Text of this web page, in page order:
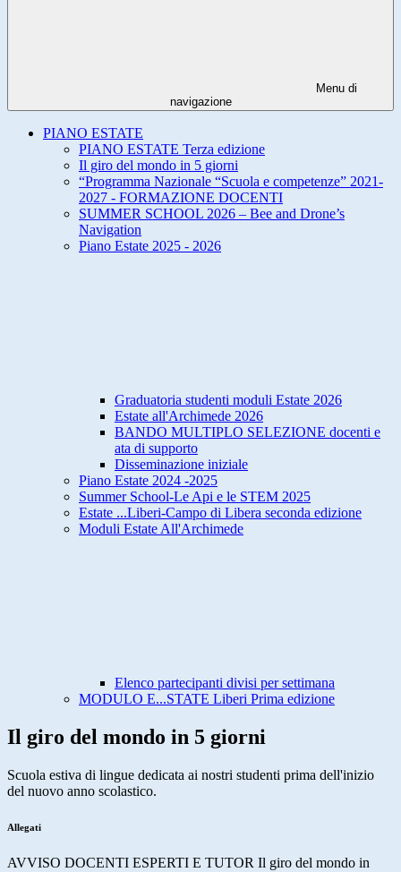
Menu di
navigazione
PIANO ESTATE
PIANO ESTATE Terza edizione
Il giro del mondo in 5 giorni
“Programma Nazionale “Scuola e competenze” 2021-
2027 - FORMAZIONE DOCENTI
SUMMER SCHOOL 2026 – Bee and Drone’s
Navigation
Piano Estate 2025 - 2026
Graduatoria studenti moduli Estate 2026
Estate all'Archimede 2026
BANDO MULTIPLO SELEZIONE docenti e
ata di supporto
Disseminazione iniziale
Piano Estate 2024 -2025
Summer School-Le Api e le STEM 2025
Estate ...Liberi-Campo di Libera seconda edizione
Moduli Estate All'Archimede
Elenco partecipanti divisi per settimana
MODULO E...STATE Liberi Prima edizione
Il giro del mondo in 5 giorni
Scuola estiva di lingue dedicata ai nostri studenti prima dell'inizio
del nuovo anno scolastico.
Allegati
AVVISO DOCENTI ESPERTI E TUTOR Il giro del mondo in